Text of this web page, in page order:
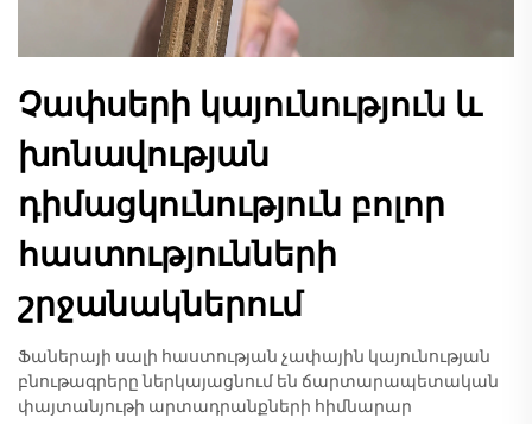
Չափսերի կայունություն և
խոնավության
դիմացկունություն բոլոր
հաստությունների
շրջանակներում
Ֆաներայի սալի հաստության չափային կայունության
բնութագրերը ներկայացնում են ճարտարապետական
փայտանյութի արտադրանքների հիմնարար